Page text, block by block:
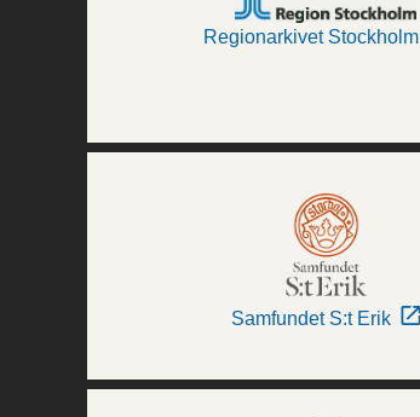
Regionarkivet Stockholm
Samfundet S:t Erik